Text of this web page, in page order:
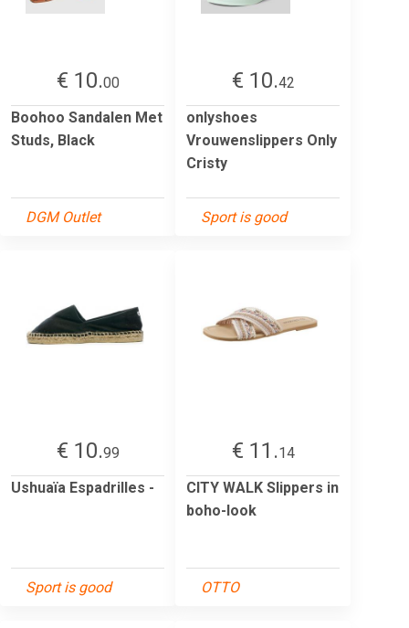
€ 10.00
Boohoo Sandalen Met
Studs, Black
DGM Outlet
€ 10.42
onlyshoes
Vrouwenslippers Only
Cristy
Sport is good
€ 10.99
Ushuaïa Espadrilles -
Sport is good
€ 11.14
CITY WALK Slippers in
boho-look
OTTO